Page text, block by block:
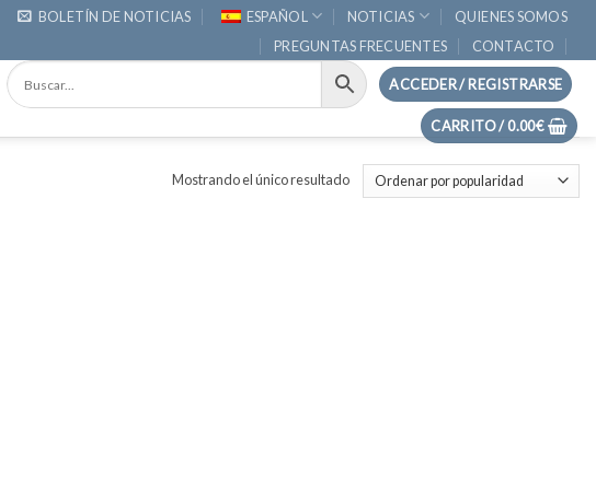
BOLETÍN DE NOTICIAS ESPAÑOL NOTICIAS
QUIENES SOMOS
PREGUNTAS FRECUENTES
CONTACTO
ACCEDER / REGISTRARSE
CARRITO /0.00€
Mostrando el único resultado